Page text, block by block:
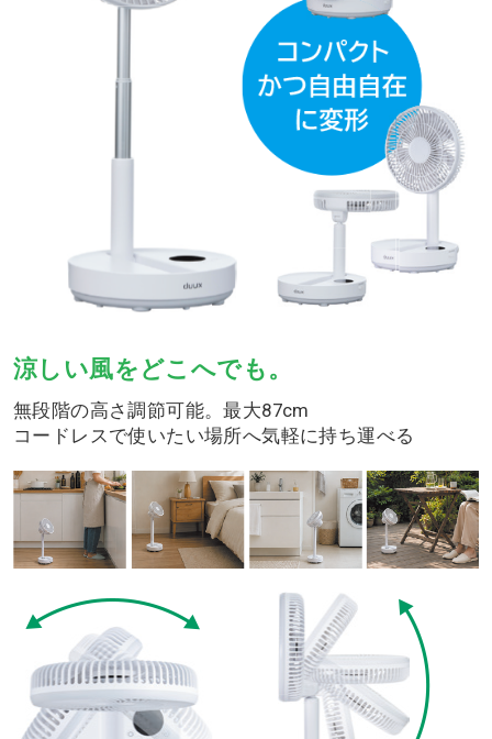
涼しい風をどこへでも。
無段階の高さ調節可能。最大87cm
コードレスで使いたい場所へ気軽に持ち運べる